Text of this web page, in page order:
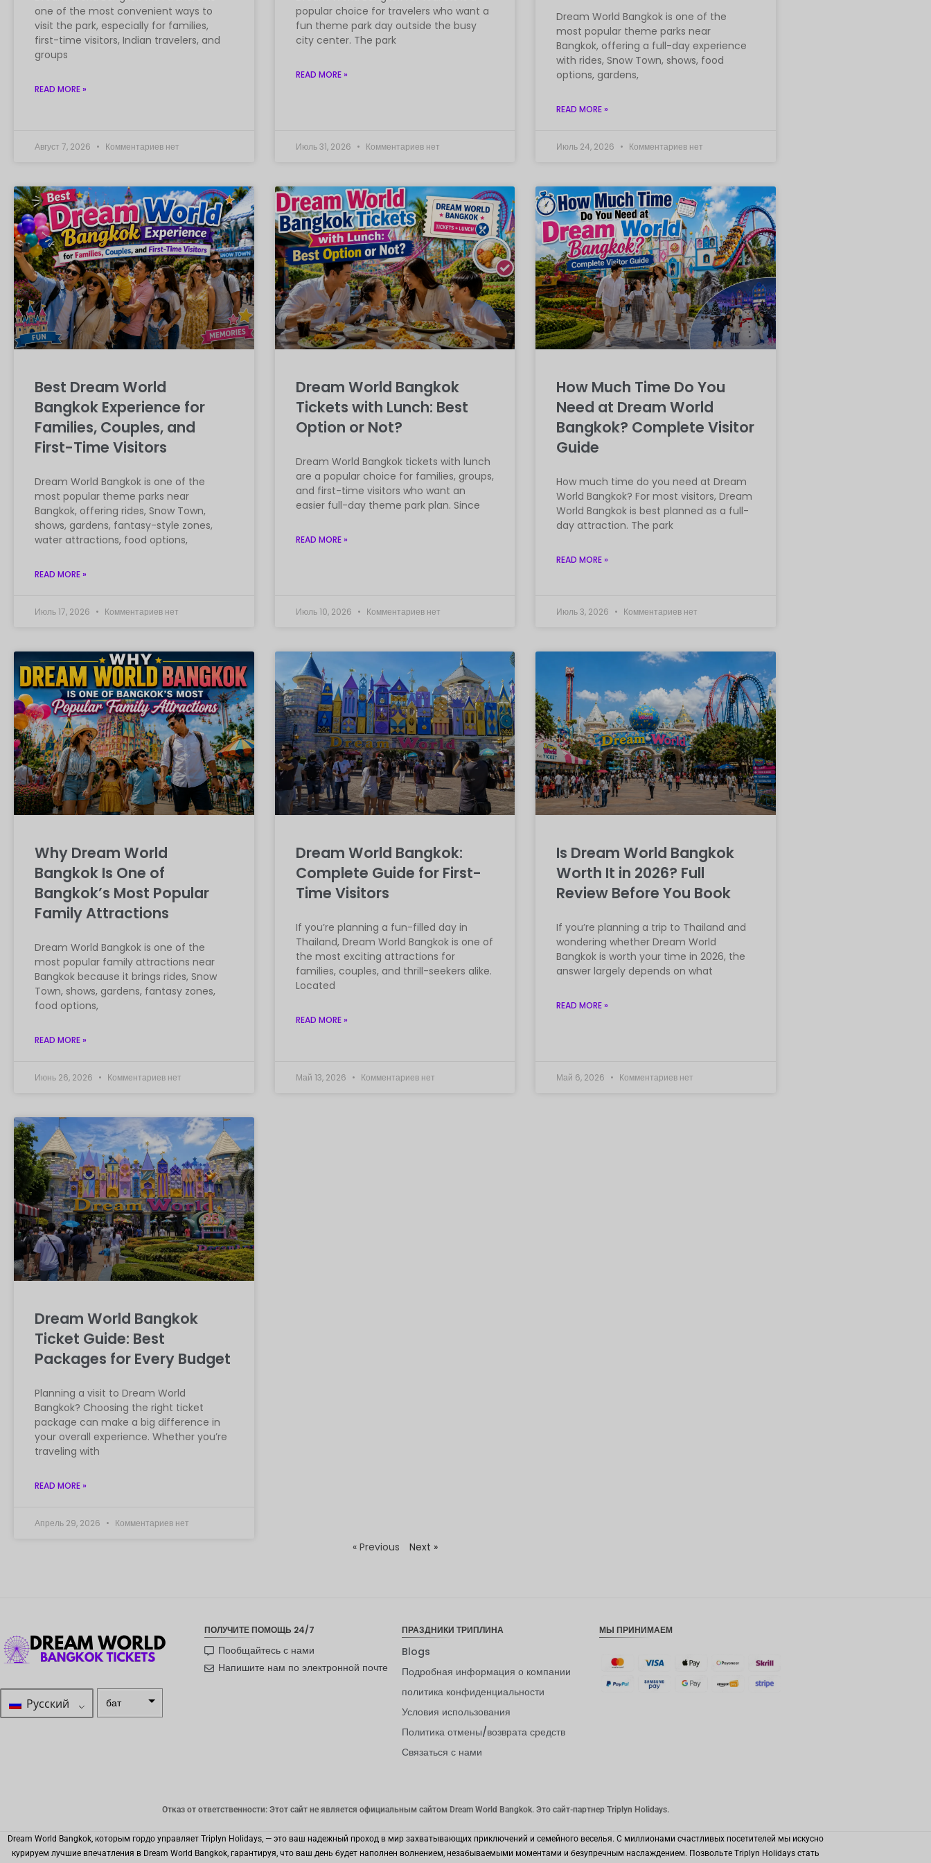
one of the most convenient ways to
visit the park, especially for families,
first-time visitors, Indian travelers, and
groups
READ MORE »
Август 7, 2026 Комментариев нет
popular choice for travelers who want a
fun theme park day outside the busy
city center. The park
READ MORE »
Июль 31, 2026 Комментариев нет
Dream World Bangkok is one of the
most popular theme parks near
Bangkok, offering a full-day experience
with rides, Snow Town, shows, food
options, gardens,
READ MORE »
Июль 24, 2026 Комментариев нет
Best Dream World
Bangkok Experience for
Families, Couples, and
First-Time Visitors
Dream World Bangkok is one of the
most popular theme parks near
Bangkok, offering rides, Snow Town,
shows, gardens, fantasy-style zones,
water attractions, food options,
READ MORE »
Июль 17, 2026 Комментариев нет
Dream World Bangkok
Tickets with Lunch: Best
Option or Not?
Dream World Bangkok tickets with lunch
are a popular choice for families, groups,
and first-time visitors who want an
easier full-day theme park plan. Since
READ MORE »
Июль 10, 2026 Комментариев нет
How Much Time Do You
Need at Dream World
Bangkok? Complete Visitor
Guide
How much time do you need at Dream
World Bangkok? For most visitors, Dream
World Bangkok is best planned as a full-
day attraction. The park
READ MORE »
Июль 3, 2026 Комментариев нет
Why Dream World
Bangkok Is One of
Bangkok’s Most Popular
Family Attractions
Dream World Bangkok is one of the
most popular family attractions near
Bangkok because it brings rides, Snow
Town, shows, gardens, fantasy zones,
food options,
READ MORE »
Июнь 26, 2026 Комментариев нет
Dream World Bangkok:
Complete Guide for First-
Time Visitors
If you’re planning a fun-filled day in
Thailand, Dream World Bangkok is one of
the most exciting attractions for
families, couples, and thrill-seekers alike.
Located
READ MORE »
Май 13, 2026 Комментариев нет
Is Dream World Bangkok
Worth It in 2026? Full
Review Before You Book
If you’re planning a trip to Thailand and
wondering whether Dream World
Bangkok is worth your time in 2026, the
answer largely depends on what
READ MORE »
Май 6, 2026 Комментариев нет
Dream World Bangkok
Ticket Guide: Best
Packages for Every Budget
Planning a visit to Dream World
Bangkok? Choosing the right ticket
package can make a big difference in
your overall experience. Whether you’re
traveling with
READ MORE »
Апрель 29, 2026 Комментариев нет
« Previous Next »
Русский бат
норвежс
крона
ПОЛУЧИТЕ ПОМОЩЬ 24/7
Пообщайтесь с нами
Напишите нам по электронной почте
ПРАЗДНИКИ ТРИПЛИНА
Blogs
Подробная информация о компании
политика конфиденциальности
Условия использования
Политика отмены/возврата средств
Связаться с нами
МЫ ПРИНИМАЕМ
Отказ от ответственности: Этот сайт не является официальным сайтом Dream World Bangkok. Это сайт-партнер Triplyn Holidays.
Dream World Bangkok, которым гордо управляет Triplyn Holidays, — это ваш надежный проход в мир захватывающих приключений и семейного веселья. С миллионами счастливых посетителей мы искусно
курируем лучшие впечатления в Dream World Bangkok, гарантируя, что ваш день будет наполнен волнением, незабываемыми моментами и безупречным наслаждением. Позвольте Triplyn Holidays стать